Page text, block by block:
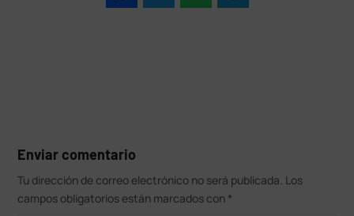
Enviar comentario
Tu dirección de correo electrónico no será publicada. Los
campos obligatorios están marcados con *